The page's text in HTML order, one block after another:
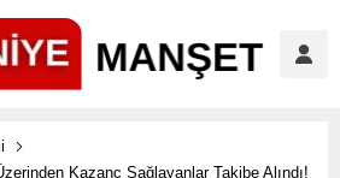
Kazanç Sağlayanlar Takibe Alındı!